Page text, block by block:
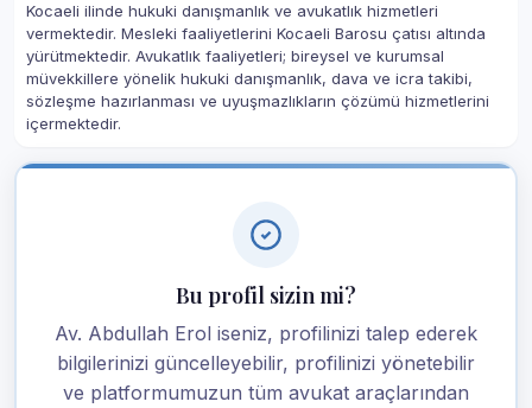
Kocaeli ilinde hukuki danışmanlık ve avukatlık hizmetleri
vermektedir. Mesleki faaliyetlerini Kocaeli Barosu çatısı altında
yürütmektedir. Avukatlık faaliyetleri; bireysel ve kurumsal
müvekkillere yönelik hukuki danışmanlık, dava ve icra takibi,
sözleşme hazırlanması ve uyuşmazlıkların çözümü hizmetlerini
içermektedir.
Bu profil sizin mi?
Av. Abdullah Erol iseniz, profilinizi talep ederek
bilgilerinizi güncelleyebilir, profilinizi yönetebilir
ve platformumuzun tüm avukat araçlarından